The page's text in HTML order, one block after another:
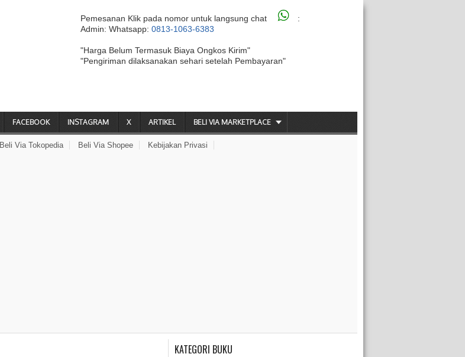
Pemesanan Klik pada nomor untuk langsung chat
:
Admin: Whatsapp: 0813-1063-6383
"Harga Belum Termasuk Biaya Ongkos Kirim"
"Pengiriman dilaksanakan sehari setelah Pembayaran"
FACEBOOK INSTAGRAM X ARTIKEL BELI VIA MARKETPLACE
Beli Via Tokopedia Beli Via Shopee Kebijakan Privasi
KATEGORI BUKU